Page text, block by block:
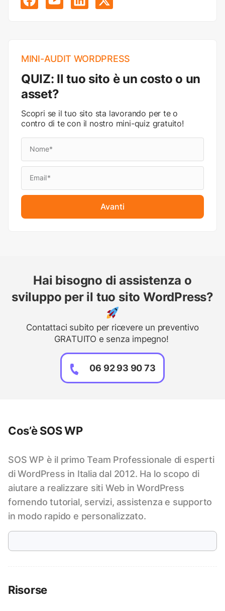
MINI-AUDIT WORDPRESS
QUIZ: Il tuo sito è un costo o un
asset?
Scopri se il tuo sito sta lavorando per te o
contro di te con il nostro mini-quiz gratuito!
Avanti
Hai bisogno di assistenza o
sviluppo per il tuo sito WordPress?
Contattaci subito per ricevere un preventivo
GRATUITO e senza impegno!
06 92 93 90 73
Cos’è SOS WP
SOS WP è il primo Team Professionale di esperti
di WordPress in Italia dal 2012. Ha lo scopo di
aiutare a realizzare siti Web in WordPress
fornendo tutorial, servizi, assistenza e supporto
in modo rapido e personalizzato.
Risorse